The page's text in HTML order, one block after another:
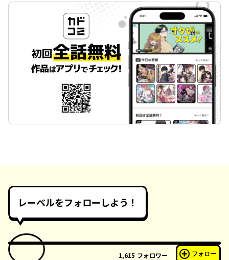
レーベルをフォローしよう！
1,615 フォロワー フォロー